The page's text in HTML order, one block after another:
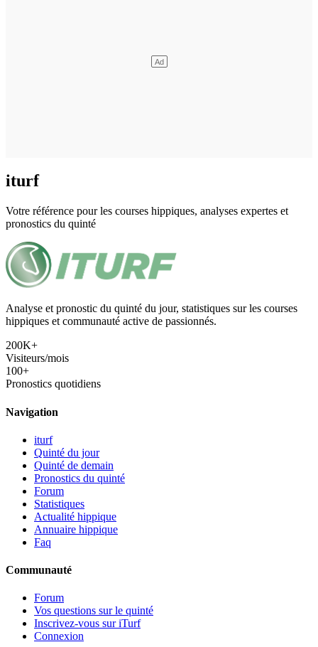
iturf
Votre référence pour les courses hippiques, analyses expertes et
pronostics du quinté
Analyse et pronostic du quinté du jour, statistiques sur les courses
hippiques et communauté active de passionnés.
200K+
Visiteurs/mois
100+
Pronostics quotidiens
Navigation
iturf
Quinté du jour
Quinté de demain
Pronostics du quinté
Forum
Statistiques
Actualité hippique
Annuaire hippique
Faq
Communauté
Forum
Vos questions sur le quinté
Inscrivez-vous sur iTurf
Connexion